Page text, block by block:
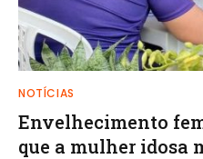
NOTÍCIAS
Envelhecimento
que a mulher idosa